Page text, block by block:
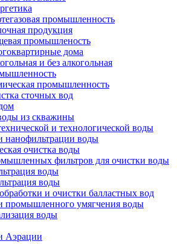
промышленность
продукция
промышленость
дома
и без алкогольная
промышленность
сточных вод
из скважины
и технологической воды
нанофильтрации воды
очистка воды
фильтров для очистки воды
воды
воды
и очистки балластных вод
промышленного умягчения воды
воды
Аэрации